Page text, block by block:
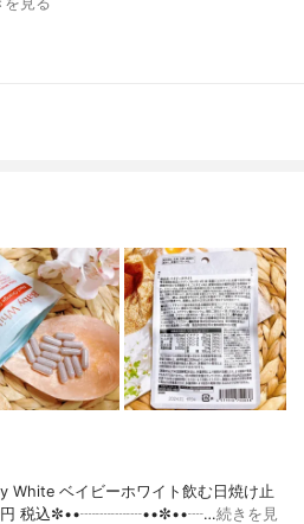
ベイビーホワイト飲む日焼け止
円 税込✼••┈┈┈┈••✼••┈…続きを見